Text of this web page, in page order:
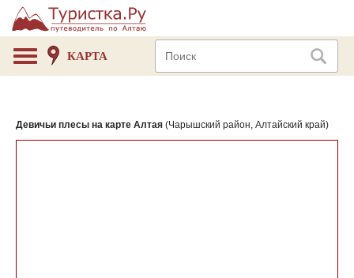
КАРТА
Девичьи плесы на карте Алтая (Чарышский район, Алтайский край)